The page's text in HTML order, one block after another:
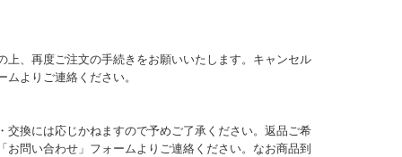
上、再度ご注文の手続きをお願いいたします。キャンセル
ムよりご連絡ください。
交換には応じかねますので予めご了承ください。返品ご希
お問い合わせ」フォームよりご連絡ください。なお商品到